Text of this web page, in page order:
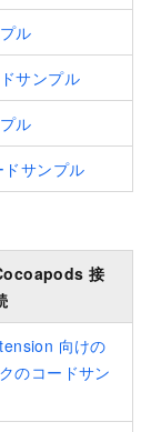
ル
サンプル
ル
サンプル
接
向けの
のコードサン